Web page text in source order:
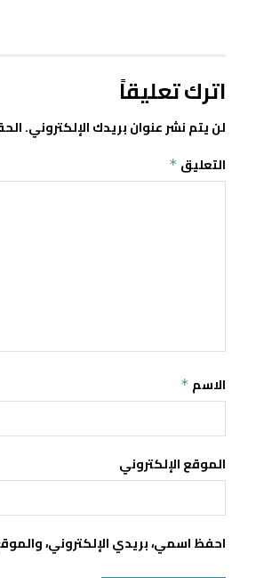
اترك تعليقاً
لن يتم نشر عنوان بريدك الإلكتروني.
التعليق *
الاسم *
الموقع الإلكتروني
احفظ اسمي، بريدي الإلكتروني،